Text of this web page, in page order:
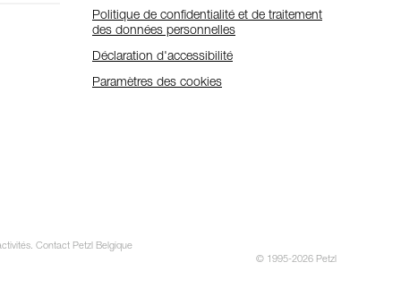
Politique de confidentialité et de traitement
des données personnelles
Déclaration d'accessibilité
Paramètres des cookies
Contact Petzl Belgique
© 1995-2026 Petzl